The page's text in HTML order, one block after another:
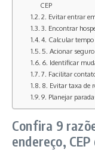
CEP
2. Evitar entrar
3. Encontrar
4. Calcular
5. Acionar
6. Identificar
7. Facilitar
8. Evitar taxa de
9. Planejar
Confira 9
endereço,